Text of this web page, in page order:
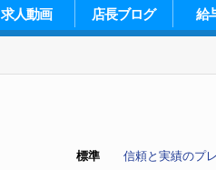
求人動画 店長ブログ 給
信頼と実績のプ
標準